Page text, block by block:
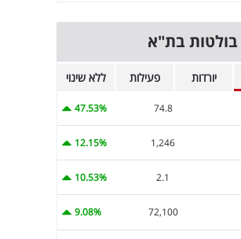
בולטות בת"א
יורדות פעילות ללא שינוי
74.8
47.53%
1,246
12.15%
2.1
10.53%
72,100
9.08%